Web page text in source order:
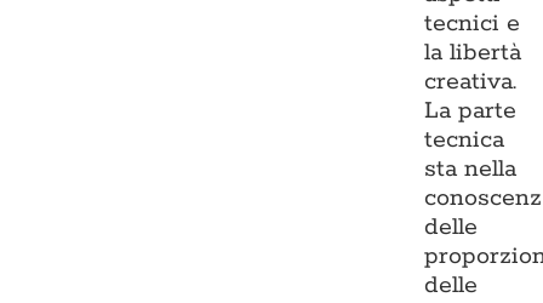
tecnici e
la libertà
creativa.
La parte
tecnica
sta nella
delle
delle